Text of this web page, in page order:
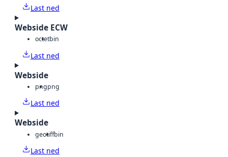
Last ned
Webside ECW
octetbin
Last ned
Webside
pngpng
Last ned
Webside
geotiffbin
Last ned